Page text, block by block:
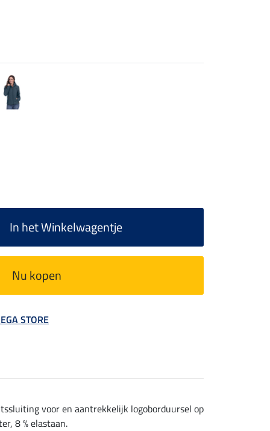
In het Winkelwagentje
Nu kopen
STORE
voor en aantrekkelijk logoborduursel op
8 % elastaan.